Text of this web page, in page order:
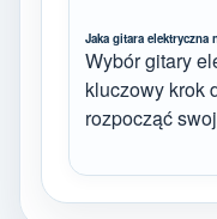
Jaka gitara elektryczna
Wybór gitary
kluczowy krok
rozpocząć